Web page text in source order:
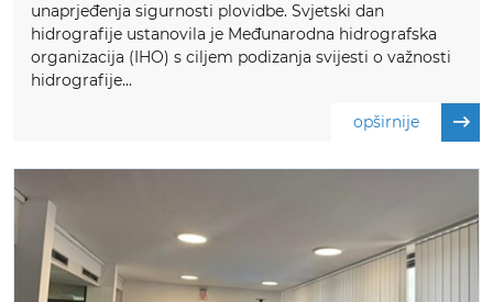
unaprjeđenja sigurnosti plovidbe. Svjetski dan
hidrografije ustanovila je Međunarodna hidrografska
organizacija (IHO) s ciljem podizanja svijesti o važnosti
hidrografije...
opširnije